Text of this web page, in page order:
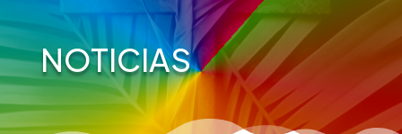
NOTICIAS